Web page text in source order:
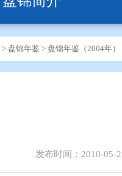
> 盘锦年鉴 > 盘锦年鉴（2004年）
发布时间：2010-05-